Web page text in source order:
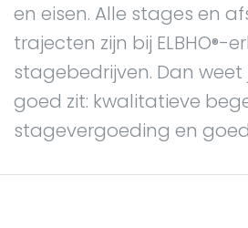
en eisen. Alle stages en
trajecten zijn bij ELBHO®-
stagebedrijven. Dan weet
goed zit: kwalitatieve
stagevergoeding en